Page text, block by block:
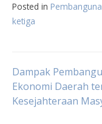
Posted in
ketiga
Post
Dampak
Ekonomi Daerah
Kesejahteraan